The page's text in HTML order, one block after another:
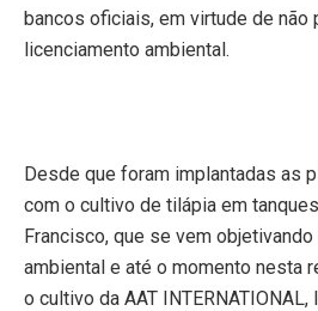
bancos oficiais, em virtude de
licenciamento ambiental.
Desde que foram implantadas as
com o cultivo de tilápia em
Francisco, que se vem
ambiental e até o momento nesta
o cultivo da AAT